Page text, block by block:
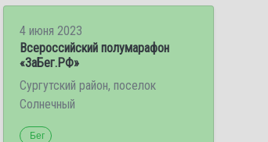
4 июня 2023
Всероссийский полумарафон
«ЗаБег.РФ»
Сургутский район, поселок
Солнечный
Бег